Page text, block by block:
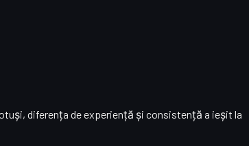
diferența de experiență și consistență a ieșit la